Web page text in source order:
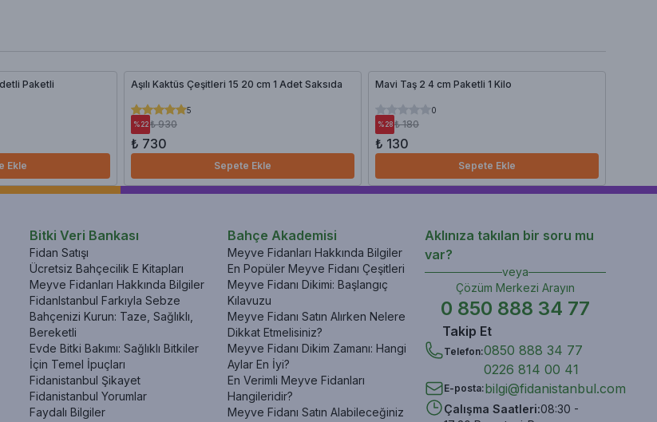
Paketli
Ekle
Aşılı Kaktüs Çeşitleri 15 20 cm 1 Adet Saksıda
5
% 22 ₺ 930
₺ 730
Sepete Ekle
Mavi Taş 2 4 cm Paketli 1 Kilo
0
% 28 ₺ 180
₺ 130
Sepete Ekle
Bitki Veri Bankası
Fidan Satışı
Ücretsiz Bahçecilik E Kitapları
Meyve Fidanları Hakkında Bilgiler
FidanIstanbul Farkıyla Sebze
Bahçenizi Kurun: Taze, Sağlıklı,
Bereketli
Evde Bitki Bakımı: Sağlıklı Bitkiler
İçin Temel İpuçları
Fidanistanbul Şikayet
Fidanistanbul Yorumlar
Faydalı Bilgiler
Bahçe Akademisi
Meyve Fidanları Hakkında Bilgiler
En Popüler Meyve Fidanı Çeşitleri
Meyve Fidanı Dikimi: Başlangıç
Kılavuzu
Meyve Fidanı Satın Alırken Nelere
Dikkat Etmelisiniz?
Meyve Fidanı Dikim Zamanı: Hangi
Aylar En İyi?
En Verimli Meyve Fidanları
Hangileridir?
Meyve Fidanı Satın Alabileceğiniz
Aklınıza takılan bir soru mu
var?
veya
Çözüm Merkezi Arayın
0 850 888 34 77
Takip Et
Telefon:0850 888 34 77
0226 814 00 41
E-posta:bilgi@fidanistanbul.com
Çalışma Saatleri:08:30 -